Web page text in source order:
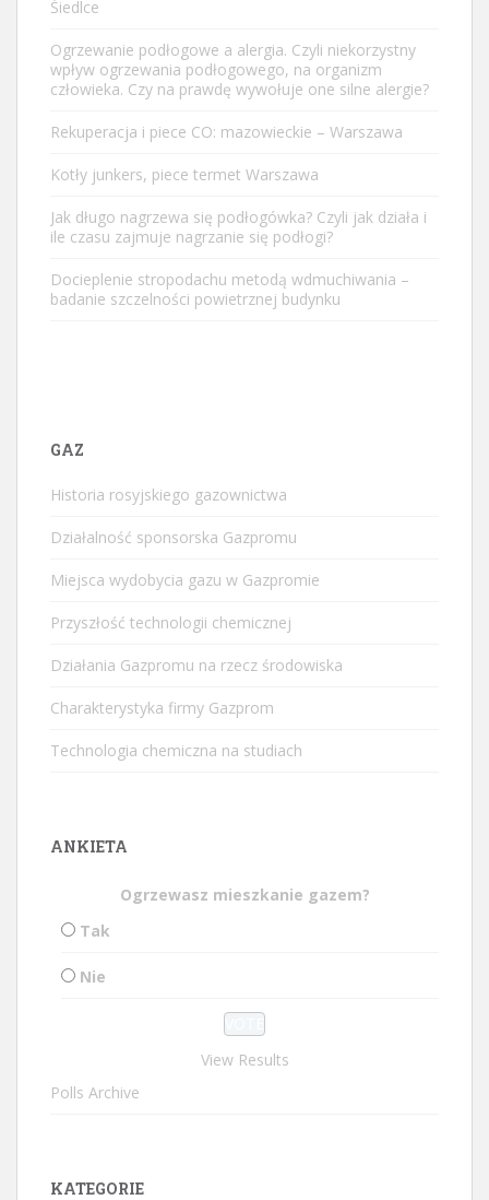
Śiedlce
Ogrzewanie podłogowe a alergia. Czyli niekorzystny
wpływ ogrzewania podłogowego, na organizm
człowieka. Czy na prawdę wywołuje one silne alergie?
Rekuperacja i piece CO: mazowieckie – Warszawa
Kotły junkers, piece termet Warszawa
Jak długo nagrzewa się podłogówka? Czyli jak działa i
ile czasu zajmuje nagrzanie się podłogi?
Docieplenie stropodachu metodą wdmuchiwania –
badanie szczelności powietrznej budynku
GAZ
Historia rosyjskiego gazownictwa
Działalność sponsorska Gazpromu
Miejsca wydobycia gazu w Gazpromie
Przyszłość technologii chemicznej
Działania Gazpromu na rzecz środowiska
Charakterystyka firmy Gazprom
Technologia chemiczna na studiach
ANKIETA
Ogrzewasz mieszkanie gazem?
Tak
Nie
View Results
Polls Archive
KATEGORIE